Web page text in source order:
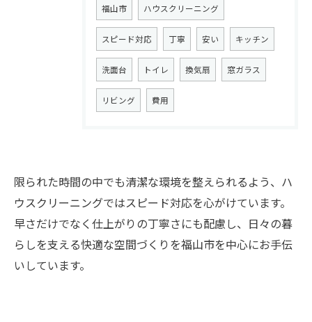
福山市 ハウスクリーニング
スピード対応 丁寧 安い キッチン
洗面台 トイレ 換気扇 窓ガラス
リビング 費用
限られた時間の中でも清潔な環境を整えられるよう、ハ
ウスクリーニングではスピード対応を心がけています。
早さだけでなく仕上がりの丁寧さにも配慮し、日々の暮
らしを支える快適な空間づくりを福山市を中心にお手伝
いしています。
お問い合わせはこちら